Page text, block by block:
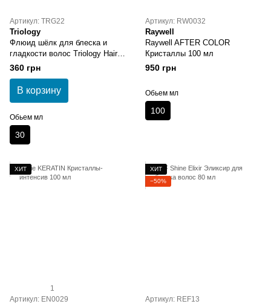
Артикул: TRG22
Triology
Флюид шёлк для блеска и
гладкости волос Triology Hair
Architect Silk Fluid
360 грн
В корзину
Обьем мл
30
Артикул: RW0032
Raywell
Raywell AFTER COLOR
Кристаллы 100 мл
950 грн
Обьем мл
100
ХИТ
1
Артикул: EN0029
ХИТ
−50%
Артикул: REF13